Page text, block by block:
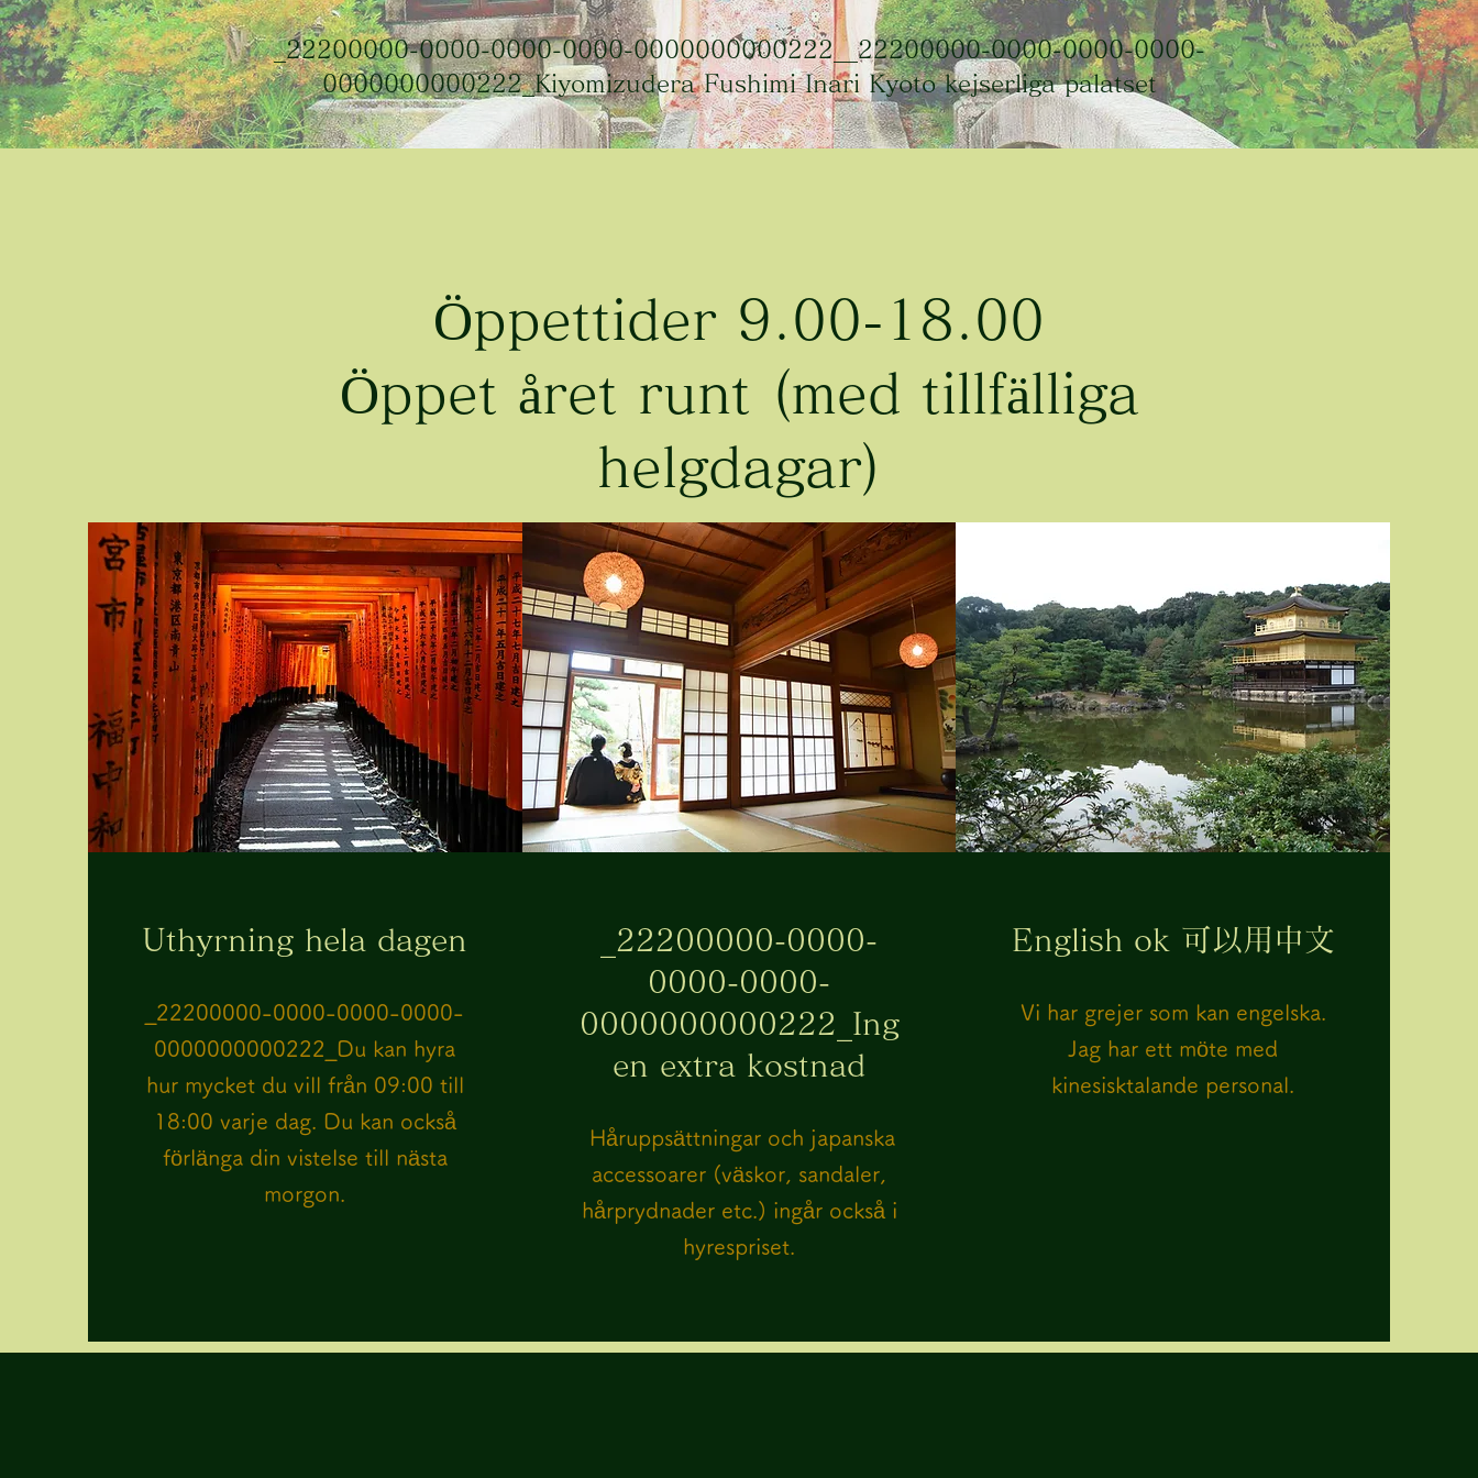
_22200000-0000-0000-0000-0000000000222__22200000-0000-0000-0000-
0000000000222_Kiyomizudera Fushimi Inari Kyoto kejserliga palatset
Öppettider 9.00-18.00
Öppet året runt (med tillfälliga
helgdagar)
Uthyrning hela dagen
​_22200000-0000-0000-0000-
0000000000222_Du kan hyra
hur mycket du vill från 09:00 till
18:00 varje dag. Du kan också
förlänga din vistelse till nästa
morgon.
​_22200000-0000-
0000-0000-
0000000000222_Ing
en extra kostnad
​ Håruppsättningar och japanska
accessoarer (väskor, sandaler,
hårprydnader etc.) ingår också i
hyrespriset.
English ok 可以用中文
Vi har grejer som kan engelska.
Jag har ett möte med
kinesisktalande personal.